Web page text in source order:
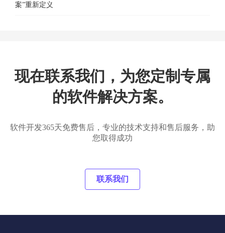
案”重新定义
现在联系我们，为您定制专属
的软件解决方案。
软件开发365天免费售后，专业的技术支持和售后服务，助
您取得成功
联系我们